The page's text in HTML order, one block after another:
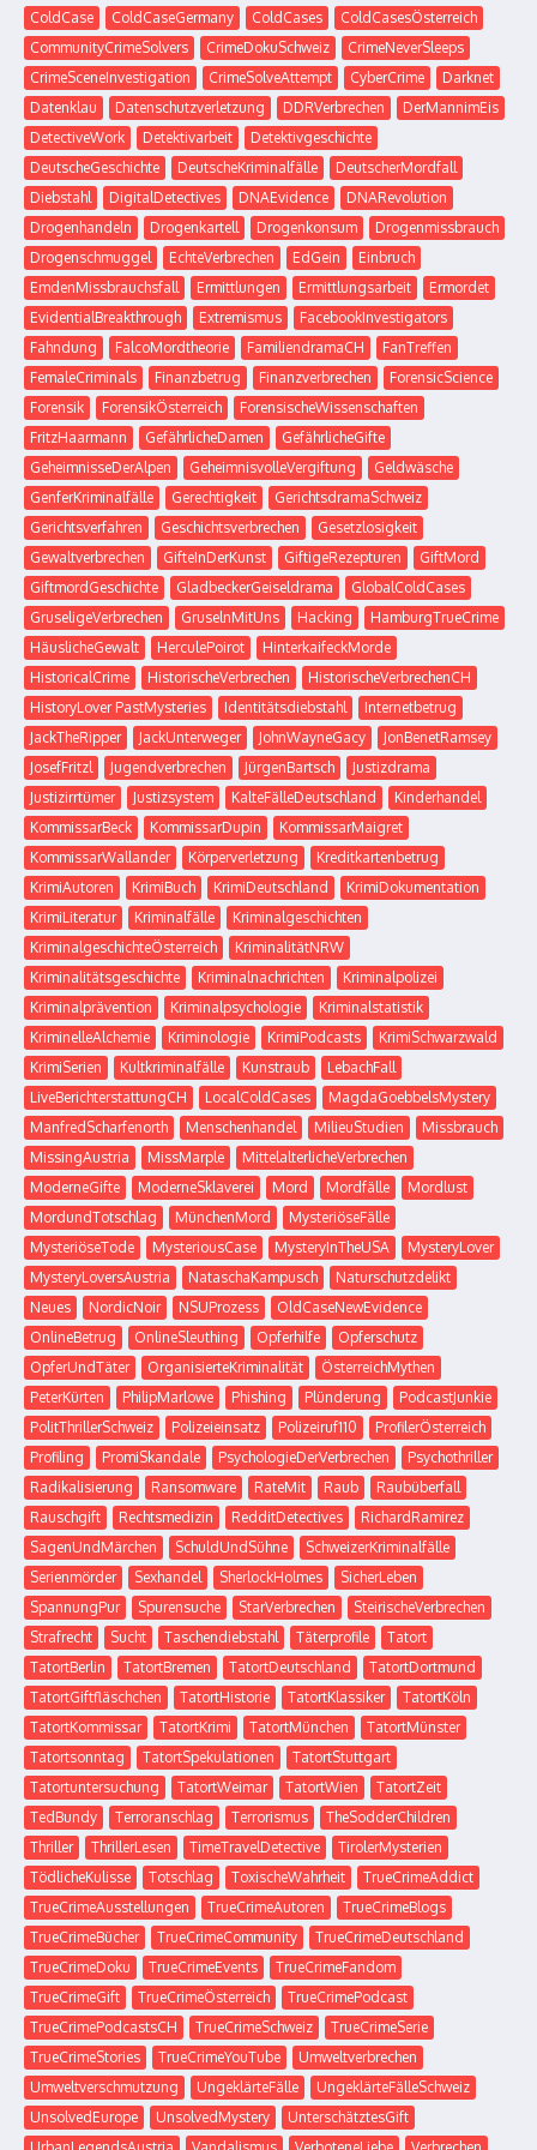
ColdCase ColdCaseGermany ColdCases
ColdCasesÖsterreich
CommunityCrimeSolvers
CrimeDokuSchweiz
CrimeNeverSleeps
CrimeSceneInvestigation
CrimeSolveAttempt CyberCrime
Darknet
Datenklau
Datenschutzverletzung DDRVerbrechen
DerMannimEis
DetectiveWork
Detektivarbeit
Detektivgeschichte
DeutscheGeschichte
DeutscheKriminalfälle
DeutscherMordfall
Diebstahl
DigitalDetectives DNAEvidence
DNARevolution
Drogenhandeln
Drogenkartell Drogenkonsum
Drogenmissbrauch
Drogenschmuggel
EchteVerbrechen EdGein
Einbruch
EmdenMissbrauchsfall
Ermittlungen Ermittlungsarbeit
Ermordet
EvidentialBreakthrough
Extremismus
FacebookInvestigators
Fahndung
FalcoMordtheorie FamiliendramaCH
FanTreffen
FemaleCriminals
Finanzbetrug Finanzverbrechen
ForensicScience
Forensik
ForensikÖsterreich
ForensischeWissenschaften
FritzHaarmann
GefährlicheDamen
GefährlicheGifte
GeheimnisseDerAlpen
GeheimnisvolleVergiftung
Geldwäsche
GenferKriminalfälle
Gerechtigkeit
GerichtsdramaSchweiz
Gerichtsverfahren
Geschichtsverbrechen
Gesetzlosigkeit
Gewaltverbrechen
GifteInDerKunst GiftigeRezepturen
GiftMord
GiftmordGeschichte
GladbeckerGeiseldrama
GlobalColdCases
GruseligeVerbrechen
GruselnMitUns Hacking
HamburgTrueCrime
HäuslicheGewalt
HerculePoirot
HinterkaifeckMorde
HistoricalCrime
HistorischeVerbrechen
HistorischeVerbrechenCH
HistoryLover PastMysteries
Identitätsdiebstahl
Internetbetrug
JackTheRipper
JackUnterweger JohnWayneGacy
JonBenetRamsey
JosefFritzl
Jugendverbrechen JürgenBartsch
Justizdrama
Justizirrtümer
Justizsystem KalteFälleDeutschland
Kinderhandel
KommissarBeck
KommissarDupin
KommissarMaigret
KommissarWallander
Körperverletzung
Kreditkartenbetrug
KrimiAutoren
KrimiBuch KrimiDeutschland
KrimiDokumentation
KrimiLiteratur
Kriminalfälle
Kriminalgeschichten
KriminalgeschichteÖsterreich
KriminalitätNRW
Kriminalitätsgeschichte
Kriminalnachrichten
Kriminalpolizei
Kriminalprävention
Kriminalpsychologie
Kriminalstatistik
KriminelleAlchemie
Kriminologie KrimiPodcasts
KrimiSchwarzwald
KrimiSerien
Kultkriminalfälle Kunstraub
LebachFall
LiveBerichterstattungCH
LocalColdCases
MagdaGoebbelsMystery
ManfredScharfenorth
Menschenhandel MilieuStudien
Missbrauch
MissingAustria
MissMarple
MittelalterlicheVerbrechen
ModerneGifte
ModerneSklaverei Mord Mordfälle
Mordlust
MordundTotschlag
MünchenMord
MysteriöseFälle
MysteriöseTode
MysteriousCase MysteryInTheUSA
MysteryLover
MysteryLoversAustria
NataschaKampusch
Naturschutzdelikt
Neues
NordicNoir NSUProzess
OldCaseNewEvidence
OnlineBetrug
OnlineSleuthing Opferhilfe
Opferschutz
OpferUndTäter
OrganisierteKriminalität
ÖsterreichMythen
PeterKürten
PhilipMarlowe Phishing Plünderung
PodcastJunkie
PolitThrillerSchweiz
Polizeieinsatz Polizeiruf110
ProfilerÖsterreich
Profiling
PromiSkandale PsychologieDerVerbrechen
Psychothriller
Radikalisierung
Ransomware RateMit Raub
Raubüberfall
Rauschgift
Rechtsmedizin RedditDetectives
RichardRamirez
SagenUndMärchen
SchuldUndSühne
SchweizerKriminalfälle
Serienmörder
Sexhandel SherlockHolmes
SicherLeben
SpannungPur
Spurensuche StarVerbrechen
SteirischeVerbrechen
Strafrecht
Sucht Taschendiebstahl Täterprofile
Tatort
TatortBerlin
TatortBremen TatortDeutschland
TatortDortmund
TatortGiftfläschchen
TatortHistorie TatortKlassiker
TatortKöln
TatortKommissar
TatortKrimi TatortMünchen
TatortMünster
Tatortsonntag
TatortSpekulationen
TatortStuttgart
Tatortuntersuchung
TatortWeimar TatortWien
TatortZeit
TedBundy
Terroranschlag Terrorismus
TheSodderChildren
Thriller
ThrillerLesen TimeTravelDetective
TirolerMysterien
TödlicheKulisse
Totschlag ToxischeWahrheit
TrueCrimeAddict
TrueCrimeAusstellungen
TrueCrimeAutoren
TrueCrimeBlogs
TrueCrimeBücher
TrueCrimeCommunity
TrueCrimeDeutschland
TrueCrimeDoku
TrueCrimeEvents
TrueCrimeFandom
TrueCrimeGift
TrueCrimeÖsterreich
TrueCrimePodcast
TrueCrimePodcastsCH
TrueCrimeSchweiz
TrueCrimeSerie
TrueCrimeStories
TrueCrimeYouTube
Umweltverbrechen
Umweltverschmutzung
UngeklärteFälle
UngeklärteFälleSchweiz
UnsolvedEurope
UnsolvedMystery
UnterschätztesGift